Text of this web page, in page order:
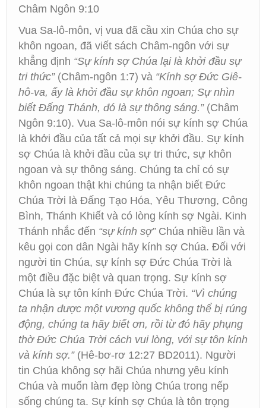
Châm Ngôn 9:10
Vua Sa-lô-môn, vị vua đã cầu xin Chúa cho sự
khôn ngoan, đã viết sách Châm-ngôn với sự
khẳng định “Sự kính sợ Chúa lại là khởi đầu sự
tri thức”(Châm-ngôn 1:7) và “Kính sợ Đức Giê-
hô-va, ấy là khởi đầu sự khôn ngoan; Sự nhìn
biết Đấng Thánh, đó là sự thông sáng.”(Châm
Ngôn 9:10). Vua Sa-lô-môn nói sự kính sợ Chúa
là khởi đầu của tất cả mọi sự khởi đầu. Sự kính
sợ Chúa là khởi đầu của sự tri thức, sự khôn
ngoan và sự thông sáng. Chúng ta chỉ có sự
khôn ngoan thật khi chúng ta nhận biết Đức
Chúa Trời là Đấng Tạo Hóa, Yêu Thương, Công
Bình, Thánh Khiết và có lòng kính sợ Ngài. Kinh
Thánh nhắc đến “sự kính sợ”Chúa nhiều lần và
kêu gọi con dân Ngài hãy kính sợ Chúa. Đối với
người tin Chúa, sự kính sợ Đức Chúa Trời là
một điều đặc biệt và quan trọng. Sự kính sợ
Chúa là sự tôn kính Đức Chúa Trời. “Vì chúng
ta nhận được một vương quốc không thể bị rúng
động, chúng ta hãy biết ơn, rồi từ đó hãy phụng
thờ Ðức Chúa Trời cách vui lòng, với sự tôn kính
và kính sợ.”(Hê-bơ-rơ 12:27 BD2011). Người
tin Chúa không sợ hãi Chúa nhưng yêu kính
Chúa và muốn làm đẹp lòng Chúa trong nếp
sống chúng ta. Sự kính sợ Chúa là tôn trọng